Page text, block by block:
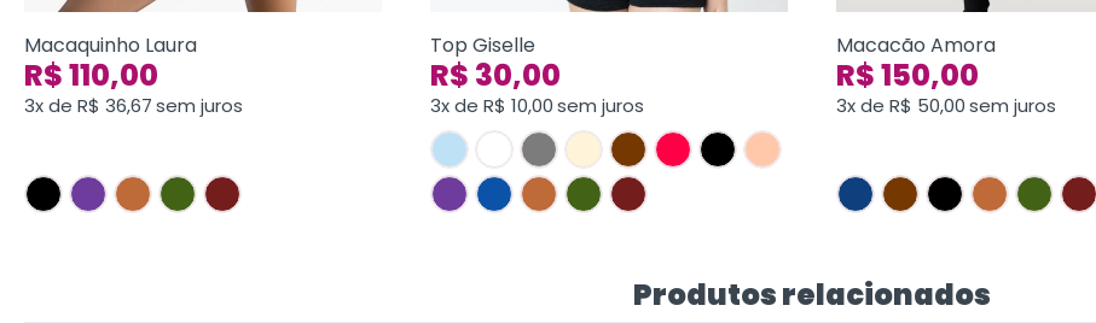
Macaquinho Laura
R$110,00
3x de R$ 36,67sem juros
Top Giselle
R$ 30,00
3x de R$ 10,00sem juros
Macacão Amora
R$150,00
3x de R$ 50,00sem juros
Produtos relacionados